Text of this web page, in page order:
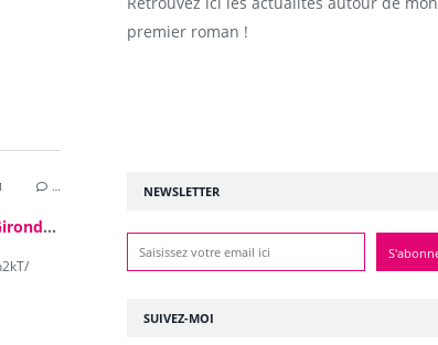
…
Dans les coulisses de Le Relais Gironde. Ici le studio photo pour mettre en vente les vêtements sur le site label emmaus. #LTDG #lerelaisgironde #mavieecoresponsable
NEWSLETTER
SUIVEZ-MOI
premier roman !